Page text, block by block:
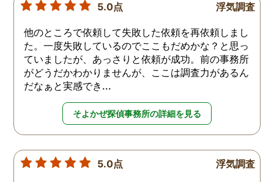
5.0点 浮気調査
他のところで依頼して失敗した依頼を再依頼しまし
た。一度失敗しているのでここもだめかな？と思っ
ていましたが、あっさりと依頼が成功。前の事務所
がどうだかわかりませんが、ここは調査力があるん
だなぁと実感でき...
そよかぜ探偵事務所の詳細を見る
5.0点 浮気調査